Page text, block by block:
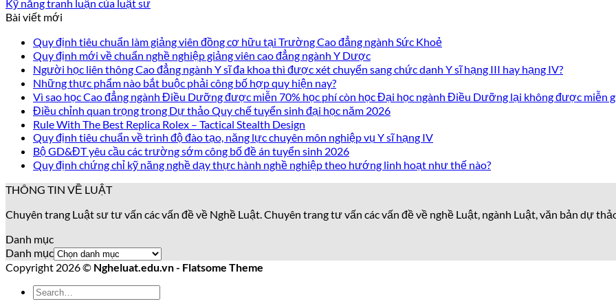
Kỹ năng tranh luận của luật sư
Bài viết mới
Quy định tiêu chuẩn làm giảng viên đồng cơ hữu tại Trường Cao đẳng ngành Sức Khoẻ
Quy định mới về chuẩn nghề nghiệp giảng viên cao đẳng ngành Y Dược
Người học liên thông Cao đẳng ngành Y sĩ đa khoa thì được xét chuyển sang chức danh Y sĩ hạng III hay hạng IV?
Những thực phẩm nào bắt buộc phải công bố hợp quy hiện nay?
Vì sao học Cao đẳng ngành Điều Dưỡng được miễn 70% học phí còn học Đại học ngành Điều Dưỡng lại không được miễn
Điều chỉnh quan trọng trong Dự thảo Quy chế tuyển sinh đại học năm 2026
Rule With The Best Replica Rolex – Tactical Stealth Design
Quy định tiêu chuẩn về trình độ đào tạo, năng lực chuyên môn nghiệp vụ Y sĩ hạng IV
Bộ GD&ĐT yêu cầu các trường sớm công bố đề án tuyển sinh 2026
Quy định chứng chỉ kỹ năng nghề dạy thực hành nghề nghiệp theo hướng linh hoạt như thế nào?
THÔNG TIN VỀ LUẬT
Chuyên trang Luật sư tư vấn các vấn đề về Nghề Luật. Chuyên trang tư vấn các vấn đề về nghề Luật, ngành Luật, văn bản dự
Danh mục
Danh mục
Copyright 2026 © Ngheluat.edu.vn - Flatsome Theme